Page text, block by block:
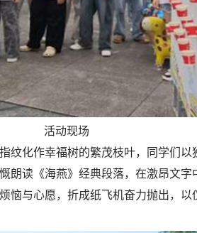
活动现场
纹化作幸福树的繁茂枝叶，同学们
朗读《海燕》经典段落，在激昂文
恼与心愿，折成纸飞机奋力抛出，以
收看纪念中国人民抗日战争
80周年大会直播
学校召
务培训会